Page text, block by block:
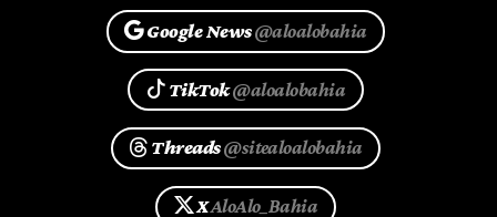
Google News@aloalobahia
TikTok@aloalobahia
Threads@sitealoalobahia
XAloAlo_Bahia